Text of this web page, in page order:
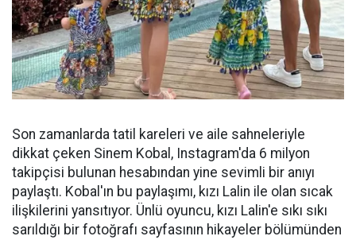
Son zamanlarda tatil kareleri ve aile sahneleriyle
dikkat çeken Sinem Kobal, Instagram'da 6 milyon
takipçisi bulunan hesabından yine sevimli bir anıyı
paylaştı. Kobal'ın bu paylaşımı, kızı Lalin ile olan sıcak
ilişkilerini yansıtıyor. Ünlü oyuncu, kızı Lalin'e sıkı sıkı
sarıldığı bir fotoğrafı sayfasının hikayeler bölümünden